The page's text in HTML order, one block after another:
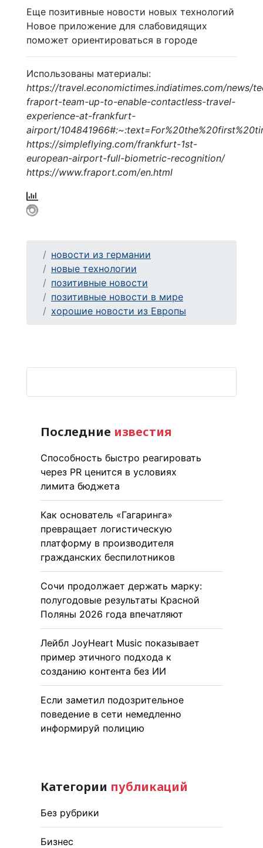
Еще позитивные новости новых технологий
Новое приложение для слабовидящих
поможет ориентироваться в городе
Использованы материалы:
https://travel.economictimes.indiatimes.com/news/
fraport-team-up-to-enable-contactless-travel-
experience-at-frankfurt-
airport/
https://simpleflying.com/frankfurt-1st-
european-airport-full-biometric-recognition/
https://www.fraport.com/en.html
новости из германии
новые технологии
позитивные новости
позитивные новости в мире
хорошие новости из Европы
Последние известия
Способность быстро реагировать
через PR ценится в условиях
лимита бюджета
Как основатель «Гагаринга»
превращает логистическую
платформу в производителя
гражданских беспилотников
Сочи продолжает держать марку:
полугодовые результаты Красной
Поляны 2026 года впечатляют
Лейбл JoyHeart Music показывает
пример этичного подхода к
созданию контента без ИИ
Если заметил подозрительное
поведение в сети немедленно
информируй полицию
Категории публикаций
Без рубрики
Бизнес